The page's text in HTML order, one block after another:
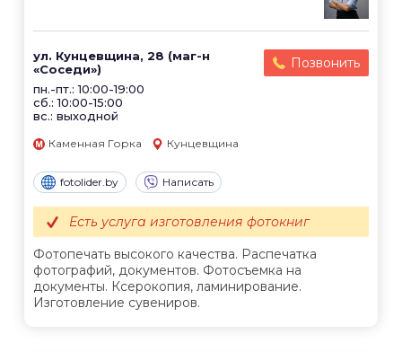
ул. Кунцевщина, 28 (маг-н
«Соседи»)
пн.-пт.: 10:00-19:00
сб.: 10:00-15:00
вс.: выходной
Позвонить
Каменная Горка Кунцевщина
fotolider.by Написать
Фотопечать высокого качества. Распечатка
фотографий, документов. Фотосъемка на
документы. Ксерокопия, ламинирование.
Изготовление сувениров.
Есть услуга изготовления фотокниг